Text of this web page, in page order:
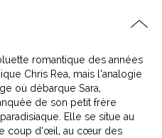
romantique des années
Chris Rea, mais l’analogie
où débarque Sara,
de son petit frère
Elle se situe au
coup d’œil, au cœur des